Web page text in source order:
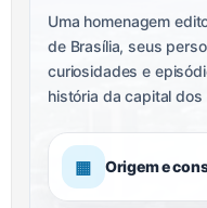
Uma homenagem
de Brasília, seus
curiosidades e
história da capital dos
▦ Origem e